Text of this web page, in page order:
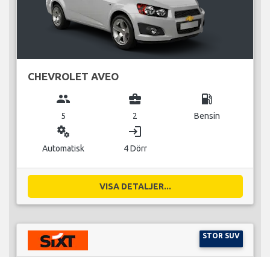
CHEVROLET AVEO
group
5
business_center
2
local_gas_station
Bensin
miscellaneous_services
Automatisk
login
4 Dörr
VISA DETALJER...
STOR SUV